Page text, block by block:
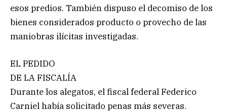
esos predios. También dispuso el decomiso de los
bienes considerados producto o provecho de las
maniobras ilícitas investigadas.
EL PEDIDO
DE LA FISCALÍA
Durante los alegatos, el fiscal federal Federico
Carniel había solicitado penas más severas.